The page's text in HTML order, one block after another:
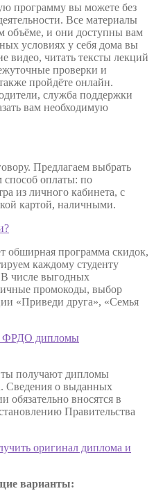
программу вы можете без
Все материалы
объёме, и они доступны вам
условиях у себя дома вы
видео, читать тексты лекций
проверки и
пройдёте онлайн.
служба поддержки
вам необходимую
Предлагаем выбрать
способ оплаты: по
из личного кабинета, с
картой, наличными.
обширная программа скидок,
каждому студенту
числе выгодных
промокоды, выбор
«Приведи друга», «Семья
ФРДО дипломы
получают дипломы
Сведения о выданных
обязательно вносятся в
Правительства
оригинал диплома и
варианты: